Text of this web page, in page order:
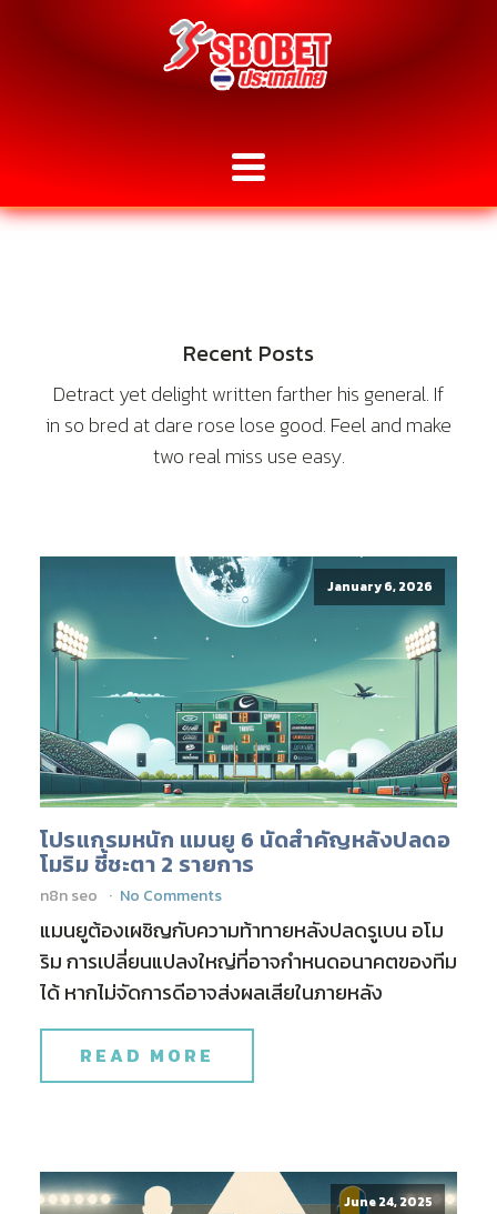
Recent Posts
Detract yet delight written farther his general. If
in so bred at dare rose lose good. Feel and make
two real miss use easy.
January 6, 2026
โปรแกรมหนัก แมนยู 6 นัดสำคัญหลังปลดอ
โมริม ชี้ชะตา 2 รายการ
n8n seo No Comments
แมนยูต้องเผชิญกับความท้าทายหลังปลดรูเบน อโม
ริม การเปลี่ยนแปลงใหญ่ที่อาจกำหนดอนาคตของทีม
ได้ หากไม่จัดการดีอาจส่งผลเสียในภายหลัง
READ MORE
June 24, 2025